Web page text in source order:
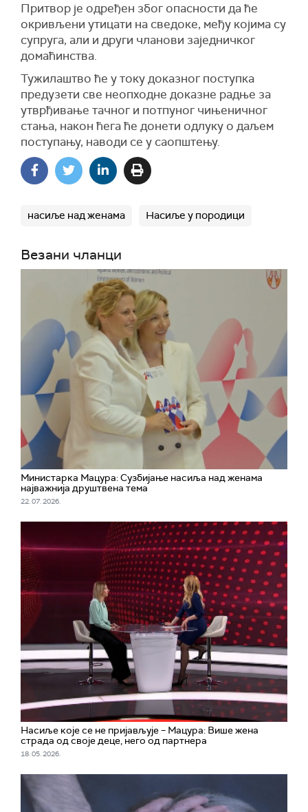
Притвор је одређен због опасности да ће
окривљени утицати на сведоке, међу којима су
супруга, али и други чланови заједничког
домаћинства.
Тужилаштво ће у току доказног поступка
предузети све неопходне доказне радње за
утврђивање тачног и потпуног чињеничног
стања, након ћега ће донети одлуку о даљем
поступању, наводи се у саопштењу.
насиље над женама Насиље у породици
Везани чланци
Министарка Мацура: Сузбијање насиља над женама
најважнија друштвена тема
22. 07. 2026.
Насиље које се не пријављује – Мацура: Више жена
страда од своје деце, него од партнера
18. 05. 2026.